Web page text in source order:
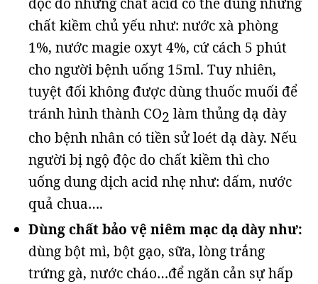
độc do những chất acid có thể dùng những
chất kiềm chủ yếu như: nước xà phòng
1%, nước magie oxyt 4%, cứ cách 5 phút
cho người bệnh uống 15ml. Tuy nhiên,
tuyệt đối không được dùng thuốc muối để
tránh hình thành C­­O2 làm thủng dạ dày
cho bệnh nhân có tiền sử loét dạ dày. Nếu
người bị ngộ độc do chất kiềm thì cho
uống dung dịch acid nhẹ như: dấm, nước
quả chua….
Dùng chất bảo vệ niêm mạc dạ dày như:
dùng bột mì, bột gạo, sữa, lòng trắng
trứng gà, nước cháo…để ngăn cản sự hấp